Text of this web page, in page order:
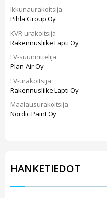
Ikkunaurakoitsija
Pihla Group Oy
KVR-urakoitsija
Rakennusliike Lapti Oy
LV-suunnittelija
Plan-Air Oy
LV-urakoitsija
Rakennusliike Lapti Oy
Maalausurakoitsija
Nordic Paint Oy
HANKETIEDOT